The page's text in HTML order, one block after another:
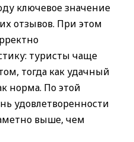
ключевое значение
отзывов. При этом
туристы чаще
тогда как удачный
норма. По этой
удовлетворенности
выше, чем